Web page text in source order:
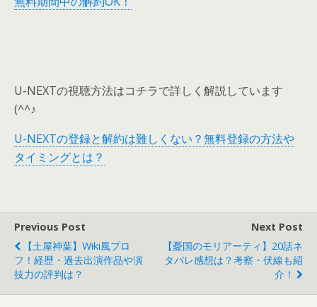
U-NEXTの視聴方法はコチラで詳しく解説しています
(^^♪
U-NEXTの登録と解約は難しくない？無料登録の方法や
タイミングとは？
Previous Post
【土屋神葉】wiki風プロ
フ！経歴・過去出演作品や演
技力の評判は？
Next Post
【憂国のモリアーティ】20話ネ
タバレ感想は？考察・伏線も紹
介！